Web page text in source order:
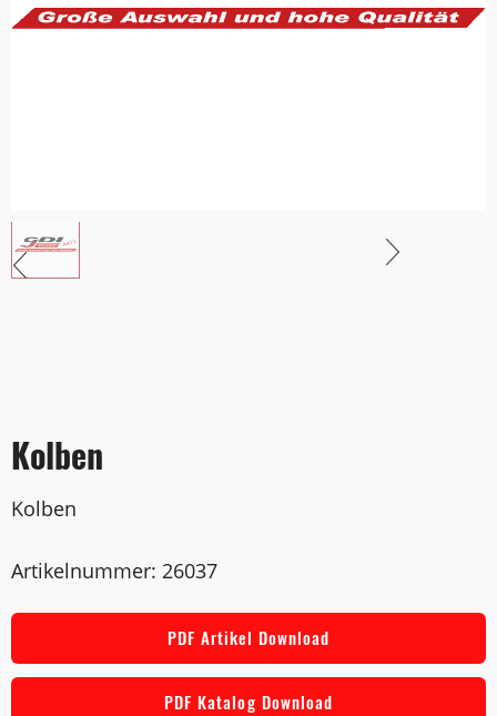
Kolben
Kolben
Artikelnummer: 26037
PDF Artikel Download
PDF Katalog Download